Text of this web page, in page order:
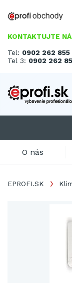
KONTAKTUJTE
Tel: 0902 262 855
Tel 3: 0902 262
O nás
EPROFI.SK